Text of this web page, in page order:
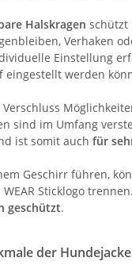
Halskragen schützt
Verhaken
Einstellung
werden
Verschluss
sind im Umfang
ist somit auch für
Geschirr führen,
WEAR Sticklogo
geschützt.
der Hundejacke